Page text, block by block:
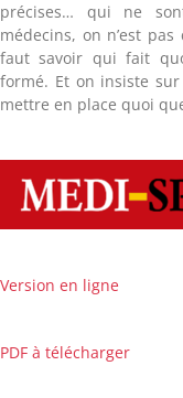
précises… qui ne
médecins, on n’est
faut savoir qui fait
formé. Et on insiste
mettre en place quoi
Version en ligne
PDF à télécharger